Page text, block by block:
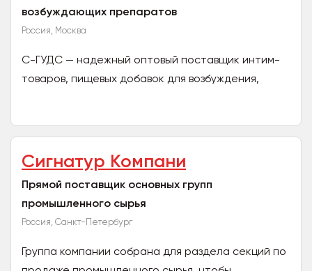
возбуждающих препаратов
Россия, Москва
С-ГУДС — надежный оптовый поставщик интим-
товаров, пищевых добавок для возбуждения,
Сигнатур Компани
Прямой поставщик основных групп
промышленного сырья
Россия, Санкт-Петербург
Группа компании собрана для раздела секций по